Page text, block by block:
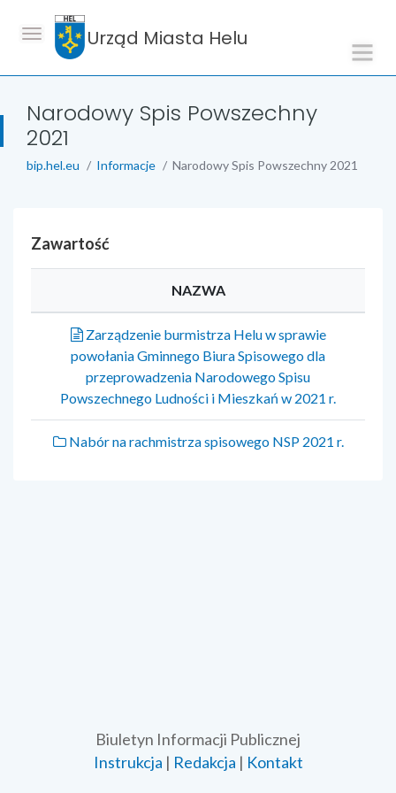
Urząd Miasta Helu
Narodowy Spis Powszechny
2021
bip.hel.eu Informacje Narodowy Spis Powszechny 2021
Zawartość
NAZWA
Zarządzenie burmistrza Helu w sprawie
powołania Gminnego Biura Spisowego dla
przeprowadzenia Narodowego Spisu
Powszechnego Ludności i Mieszkań w 2021 r.
Nabór na rachmistrza spisowego NSP 2021 r.
Biuletyn Informacji Publicznej
Instrukcja | Redakcja | Kontakt